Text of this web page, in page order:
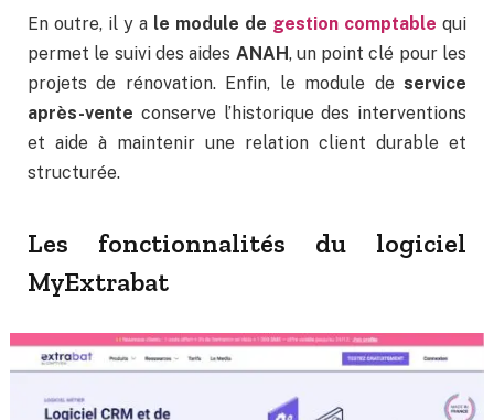
En outre, il y a le module de gestion comptable qui
permet le suivi des aides ANAH, un point clé pour les
projets de rénovation. Enfin, le module de service
après-vente conserve l’historique des interventions
et aide à maintenir une relation client durable et
structurée.
Les fonctionnalités du logiciel
MyExtrabat